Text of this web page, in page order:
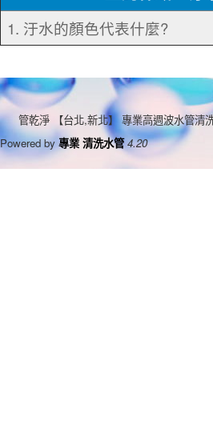
1. 汙水的顏色代表什麼?
管乾淨 【台北,新北】 專業高週波水管清
Powered by 專業 清洗水管 4.20